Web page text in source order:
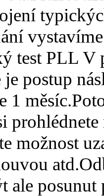
test PLL V
je postup
1
prohlédnete
možnost
ale